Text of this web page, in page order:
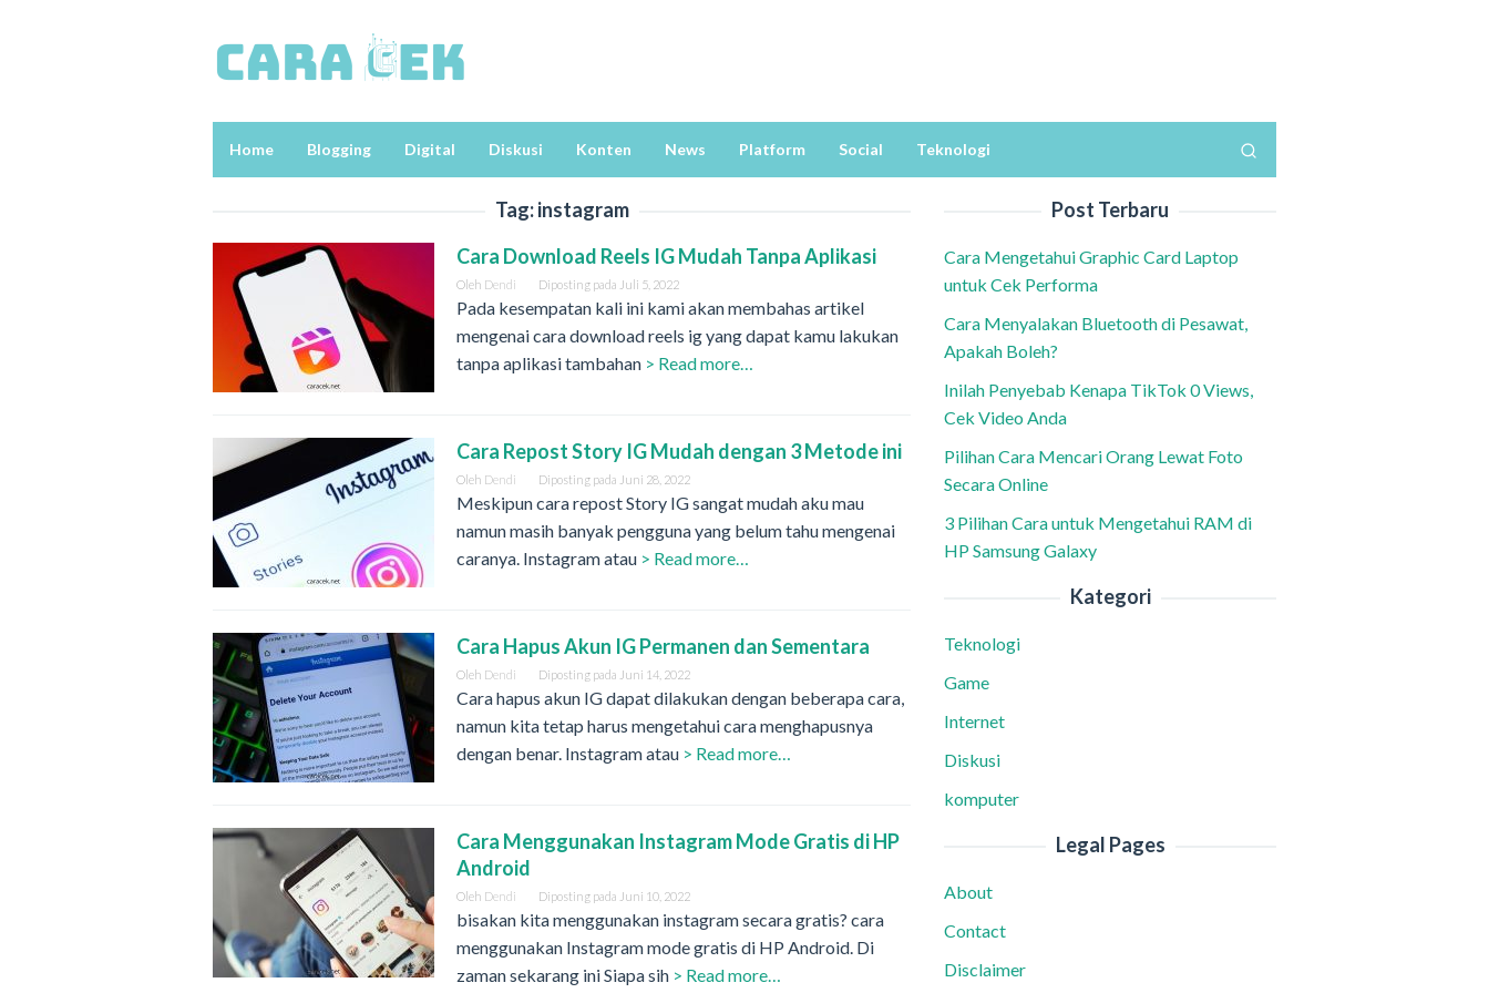
Home Blogging Digital Diskusi Konten News Platform Social Teknologi
Tag:instagram
Cara Download Reels IG Mudah Tanpa Aplikasi
Oleh Dendi Diposting pada Juli 5, 2022
Pada kesempatan kali ini kami akan membahas artikel
mengenai cara download reels ig yang dapat kamu lakukan
tanpa aplikasi tambahan > Read more…
Cara Repost Story IG Mudah dengan 3 Metode ini
Oleh Dendi Diposting pada Juni 28, 2022
Meskipun cara repost Story IG sangat mudah aku mau
namun masih banyak pengguna yang belum tahu mengenai
caranya. Instagram atau > Read more…
Cara Hapus Akun IG Permanen dan Sementara
Oleh Dendi Diposting pada Juni 14, 2022
Cara hapus akun IG dapat dilakukan dengan beberapa cara,
namun kita tetap harus mengetahui cara menghapusnya
dengan benar. Instagram atau > Read more…
Cara Menggunakan Instagram Mode Gratis di HP
Android
Oleh Dendi Diposting pada Juni 10, 2022
bisakan kita menggunakan instagram secara gratis? cara
menggunakan Instagram mode gratis di HP Android. Di
zaman sekarang ini Siapa sih > Read more…
Post Terbaru
Cara Mengetahui Graphic Card Laptop
untuk Cek Performa
Cara Menyalakan Bluetooth di Pesawat,
Apakah Boleh?
Inilah Penyebab Kenapa TikTok 0 Views,
Cek Video Anda
Pilihan Cara Mencari Orang Lewat Foto
Secara Online
3 Pilihan Cara untuk Mengetahui RAM di
HP Samsung Galaxy
Kategori
Teknologi
Game
Internet
Diskusi
komputer
Legal Pages
About
Contact
Disclaimer